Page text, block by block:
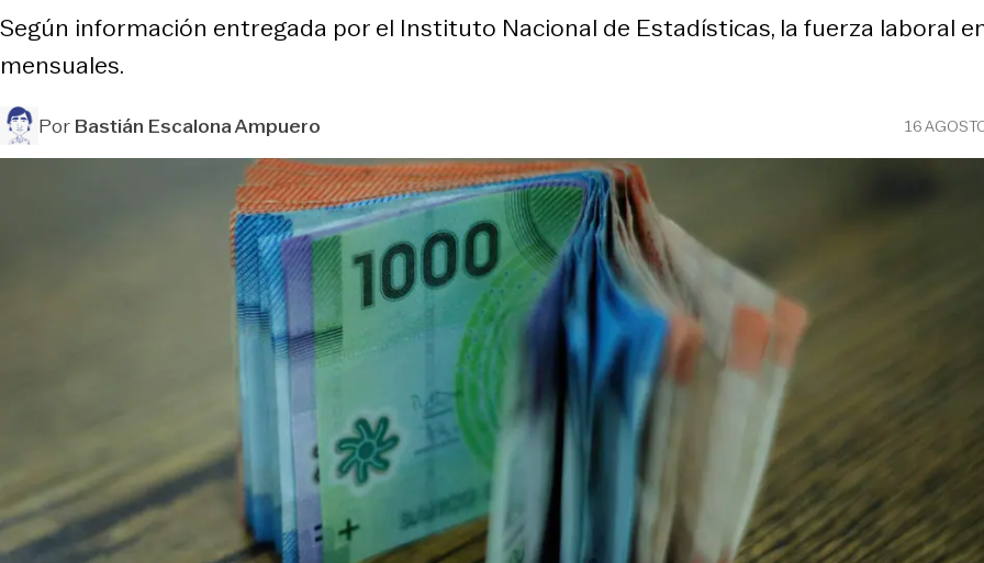
Según información entregada por el Instituto Nacional de Estadísticas, la fuerza laboral
mensuales.
PorBastián Escalona Ampuero 16